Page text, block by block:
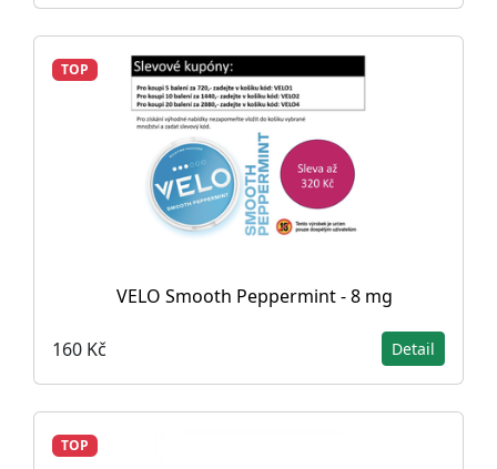
TOP
VELO Smooth Peppermint - 8 mg
160 Kč Detail
TOP